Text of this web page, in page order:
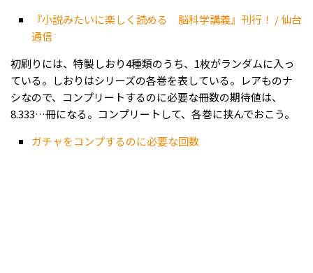
『小説みたいに楽しく読める 脳科学講義』刊行！ / 仙台
通信
初刷りには、特製しおり4種類のうち、1枚がランダムに入っ
ている。しおりはシリーズの各巻を表している。レアものナ
シなので、コンプリートするのに必要な冊数の期待値は、
8.333…冊になる。コンプリートして、各巻に挟んでおこう。
ガチャをコンプするのに必要な回数